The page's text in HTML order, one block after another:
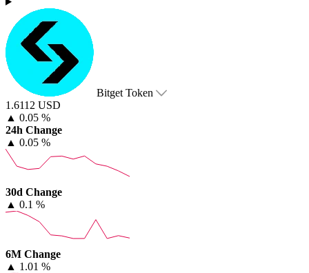
Bitget Token
1.6112 USD
▲ 0.05 %
24h Change
▲ 0.05 %
30d Change
▲ 0.1 %
6M Change
▲ 1.01 %